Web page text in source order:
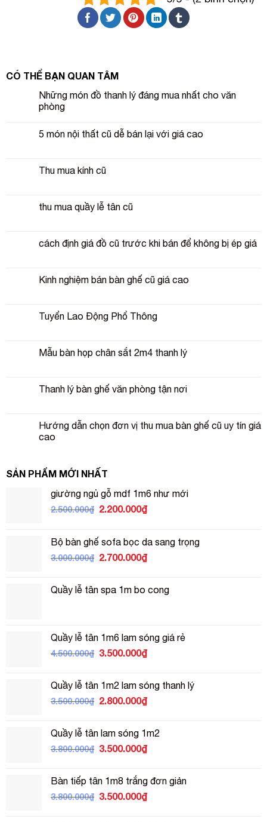
CÓ THỂ BẠN QUAN TÂM
Những món đồ thanh lý đáng mua nhất cho văn
phòng
5 món nội thất cũ dễ bán lại với giá cao
Thu mua kính cũ
thu mua quầy lễ tân cũ
cách định giá đồ cũ trước khi bán để không bị ép giá
Kinh nghiệm bán bàn ghế cũ giá cao
Tuyển Lao Động Phổ Thông
Mẫu bàn họp chân sắt 2m4 thanh lý
Thanh lý bàn ghế văn phòng tận nơi
Hướng dẫn chọn đơn vị thu mua bàn ghế cũ uy tín giá
cao
SẢN PHẨM MỚI NHẤT
giường ngủ gỗ mdf 1m6 như mới
2.500.000₫ Giá
2.500.000₫.
2.200.000₫Giá
là:
2.200.000₫.
Bộ bàn ghế sofa bọc da sang trọng
3.000.000₫ Giá
3.000.000₫.
2.700.000₫Giá
là:
Quầy lễ tân spa 1m bo cong
Quầy lễ tân 1m6 lam sóng giá rẻ
4.500.000₫ Giá
4.500.000₫.
3.500.000₫Giá
là:
3.500.000₫.
Quầy lễ tân 1m2 lam sóng thanh lý
3.500.000₫ Giá
3.500.000₫.
2.800.000₫Giá
là:
2.800.000₫.
Quầy lễ tân lam sóng 1m2
3.800.000₫ Giá
3.800.000₫.
3.500.000₫Giá
là:
3.500.000₫.
Bàn tiếp tân 1m8 trắng đơn giản
3.800.000₫ Giá
3.500.000₫Giá